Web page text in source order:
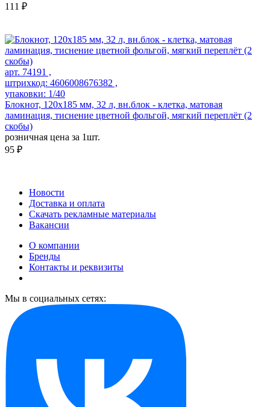
111 ₽
арт. 74191 ,
штрихкод: 4606008676382 ,
упаковки: 1/40
Блокнот, 120х185 мм, 32 л, вн.блок - клетка, матовая
ламинация, тиснение цветной фольгой, мягкий переплёт (2
скобы)
розничная цена за 1шт.
95 ₽
Новости
Доставка и оплата
Скачать рекламные материалы
Вакансии
О компании
Бренды
Контакты и реквизиты
Мы в социальных сетях: